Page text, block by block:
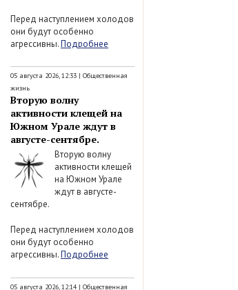
Перед наступлением холодов
они будут особенно
агрессивны.Подробнее
05 августа 2026, 12:33 | Общественная
жизнь
Вторую волну
активности клещей на
Южном Урале ждут в
августе-сентябре.
Вторую волну
активности клещей
на Южном Урале
ждут в августе-
сентябре.
Перед наступлением холодов
они будут особенно
агрессивны.Подробнее
05 августа 2026, 12:14 | Общественная